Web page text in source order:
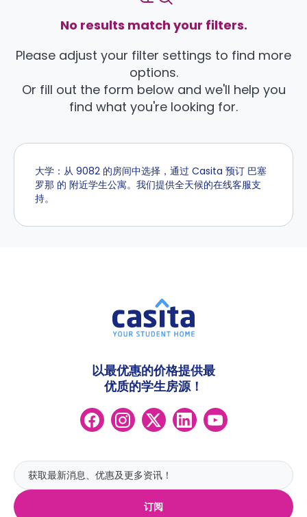
No results match your filters.
Please adjust your filter settings to find more
options.
Or fill out the form below and we'll help you
find what you're looking for.
大学：从 9082 的房间中选择，通过 Casita 预订 巴塞
罗那 的 附近学生公寓。我们提供全天候的在线客服支
持。
订阅
以最优惠的价格提供最
优质的学生房源！